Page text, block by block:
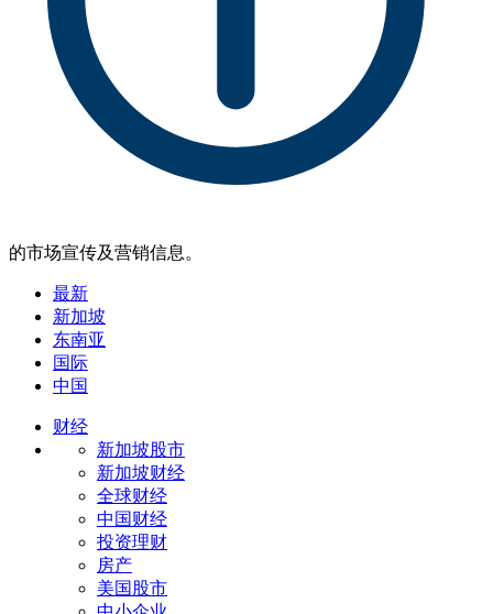
的市场宣传及营销信息。
最新
新加坡
东南亚
国际
中国
财经
新加坡股市
新加坡财经
全球财经
中国财经
投资理财
房产
美国股市